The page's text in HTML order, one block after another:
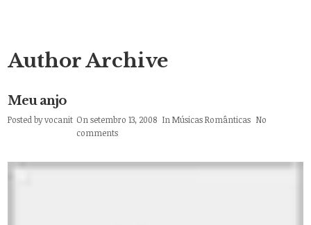
Author Archive
Meu anjo
Posted byvocanit On setembro 13, 2008 InMúsicas Românticas No
comments